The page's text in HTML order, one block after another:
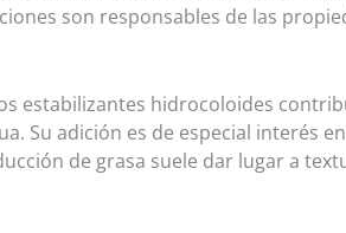
son responsables de las
estabilizantes hidrocoloides
Su adición es de especial interés
de grasa suele dar lugar a